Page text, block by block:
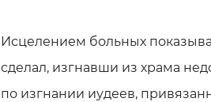
Исцелением больных
сделал, изгнавши из храма
по изгнании иудеев,